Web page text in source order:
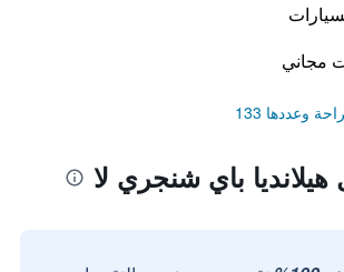
مجاني
وعددها 133
باي شنجري لا